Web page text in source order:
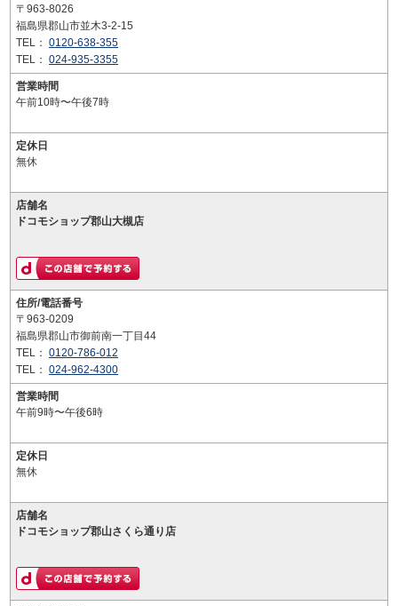
〒963-8026
福島県郡山市並木3-2-15
TEL： 0120-638-355
TEL： 024-935-3355
営業時間
午前10時〜午後7時
定休日
無休
店舗名
ドコモショップ郡山大槻店
住所/電話番号
〒963-0209
福島県郡山市御前南一丁目44
TEL： 0120-786-012
TEL： 024-962-4300
営業時間
午前9時〜午後6時
定休日
無休
店舗名
ドコモショップ郡山さくら通り店